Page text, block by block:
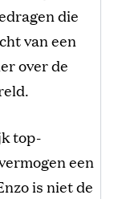
die
van een
over de
top-
een
is niet de